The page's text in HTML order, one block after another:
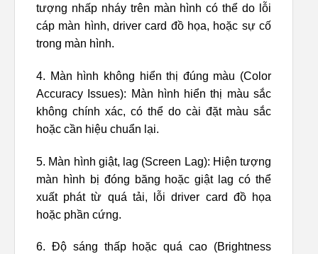
tượng nhấp nháy trên màn hình có thể do lỗi
cáp màn hình, driver card đồ họa, hoặc sự cố
trong màn hình.
4. Màn hình không hiển thị đúng màu (Color
Accuracy Issues): Màn hình hiển thị màu sắc
không chính xác, có thể do cài đặt màu sắc
hoặc cần hiệu chuẩn lại.
5. Màn hình giật, lag (Screen Lag): Hiện tượng
màn hình bị đóng băng hoặc giật lag có thể
xuất phát từ quá tải, lỗi driver card đồ họa
hoặc phần cứng.
6. Độ sáng thấp hoặc quá cao (Brightness